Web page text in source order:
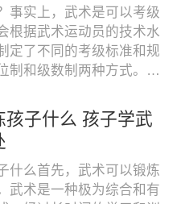
事实上，武术是可以考级
根据武术运动员的技术水
定了不同的考级标准和规
制和级数制两种方式。段
孩子什么 孩子学武
什么首先，武术可以锻炼
武术是一种极为综合和有